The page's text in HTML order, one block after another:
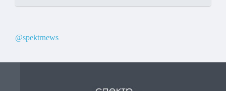
@spektrnews